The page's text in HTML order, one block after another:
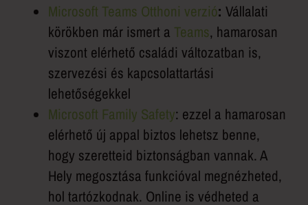
Microsoft Teams Otthoni verzió: Vállalati
körökben már ismert a Teams, hamarosan
viszont elérhető családi változatban is,
szervezési és kapcsolattartási
lehetőségekkel
Microsoft Family Safety: ezzel a hamarosan
elérhető új appal biztos lehetsz benne,
hogy szeretteid biztonságban vannak. A
Hely megosztása funkcióval megnézheted,
hol tartózkodnak. Online is védheted a